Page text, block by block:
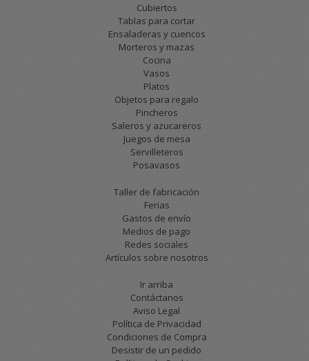
Cubiertos
Tablas para cortar
Ensaladeras y cuencos
Morteros y mazas
Cocina
Vasos
Platos
Objetos para regalo
Pincheros
Saleros y azucareros
Juegos de mesa
Servilleteros
Posavasos
Taller de fabricación
Ferias
Gastos de envío
Medios de pago
Redes sociales
Artículos sobre nosotros
Ir arriba
Contáctanos
Aviso Legal
Política de Privacidad
Condiciones de Compra
Desistir de un pedido